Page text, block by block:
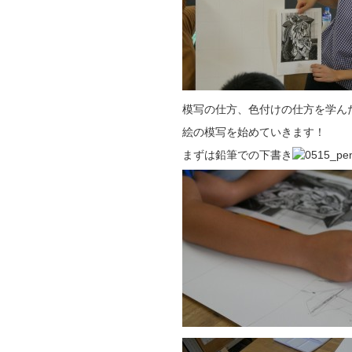
模写の仕方、色付けの仕方を学ん
絵の模写を始めていきます！
まずは鉛筆での下書き